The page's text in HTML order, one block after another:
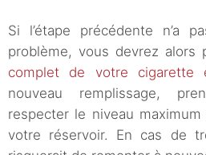
Si l’étape précédente n’a
problème, vous devrez alors
complet de votre cigarette
nouveau remplissage,
respecter le niveau
votre réservoir. En cas de